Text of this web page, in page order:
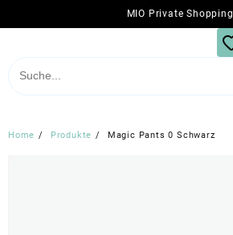
MIO Private Shopping
Home Produkte Magic Pants 0 Schwarz